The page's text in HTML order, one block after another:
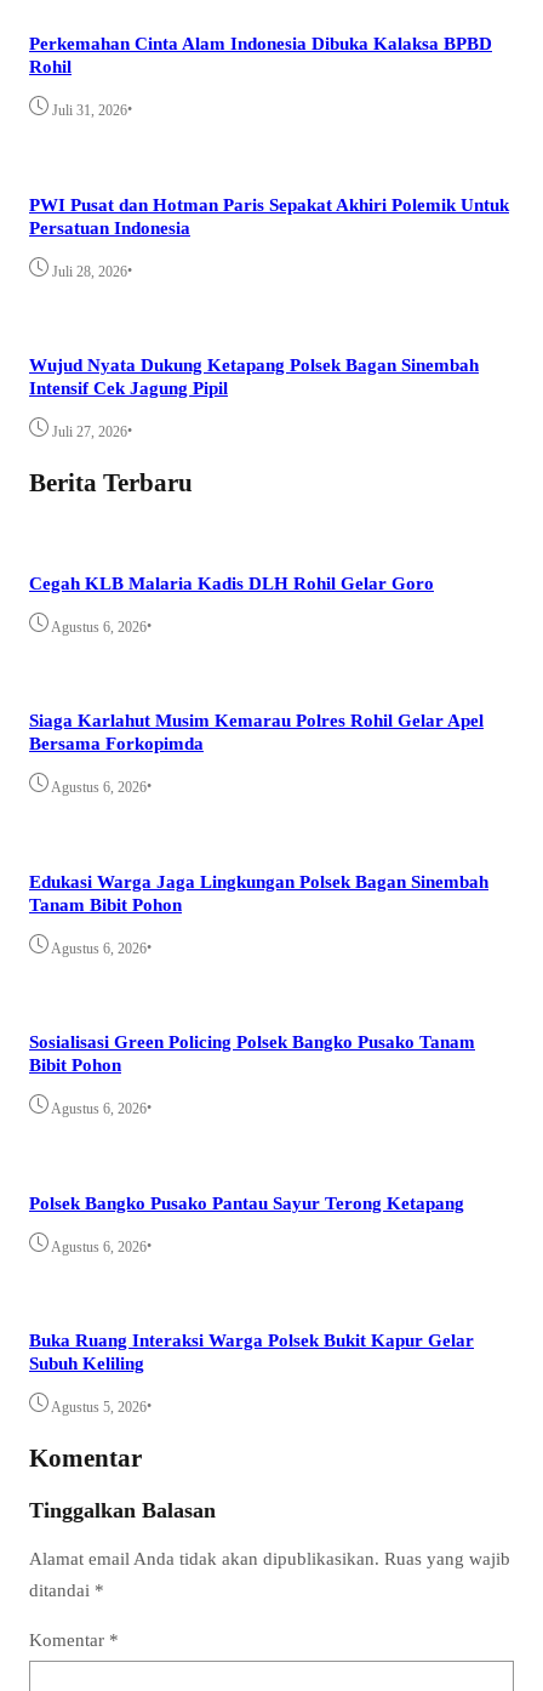
Perkemahan Cinta Alam Indonesia Dibuka Kalaksa BPBD
Rohil
Juli 31, 2026•
PWI Pusat dan Hotman Paris Sepakat Akhiri Polemik Untuk
Persatuan Indonesia
Juli 28, 2026•
Wujud Nyata Dukung Ketapang Polsek Bagan Sinembah
Intensif Cek Jagung Pipil
Juli 27, 2026•
Berita Terbaru
Cegah KLB Malaria Kadis DLH Rohil Gelar Goro
Agustus 6, 2026•
Siaga Karlahut Musim Kemarau Polres Rohil Gelar Apel
Bersama Forkopimda
Agustus 6, 2026•
Edukasi Warga Jaga Lingkungan Polsek Bagan Sinembah
Tanam Bibit Pohon
Agustus 6, 2026•
Sosialisasi Green Policing Polsek Bangko Pusako Tanam
Bibit Pohon
Agustus 6, 2026•
Polsek Bangko Pusako Pantau Sayur Terong Ketapang
Agustus 6, 2026•
Buka Ruang Interaksi Warga Polsek Bukit Kapur Gelar
Subuh Keliling
Agustus 5, 2026•
Komentar
Tinggalkan Balasan
Alamat email Anda tidak akan dipublikasikan. Ruas yang wajib
ditandai *
Komentar *